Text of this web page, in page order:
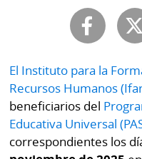
Buscador
Comunicados
Catálogos
Lotería
Kiosko
digital
RSS
Autores
Notas
al
lector
El Instituto para la
Recursos Humanos
beneficiarios del
Educativa Universal
correspondientes los